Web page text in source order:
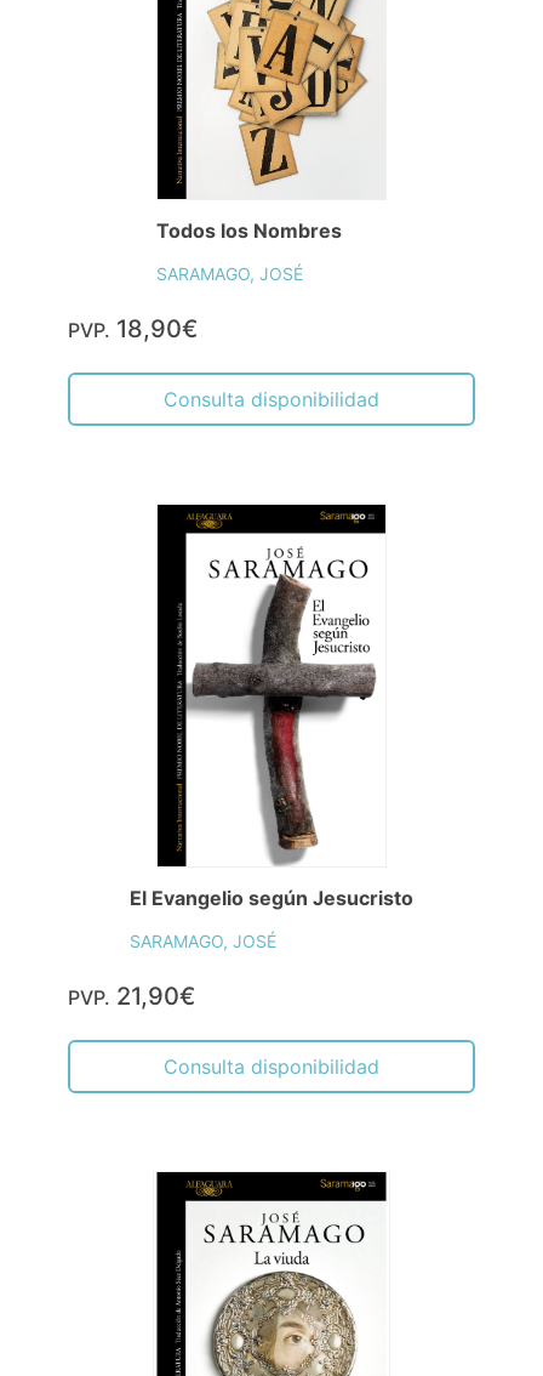
Todos los Nombres
SARAMAGO, JOSÉ
PVP. 18,90€
Consulta disponibilidad
El Evangelio según Jesucristo
SARAMAGO, JOSÉ
PVP. 21,90€
Consulta disponibilidad